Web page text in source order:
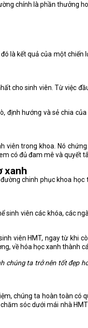
chính là phần thưởng
là kết quả của một
cho sinh viên. Từ việc
định hướng và sẻ chia
trong khoa. Nó
có đủ đam mê và quyết
xanh
chinh phục khoa
sinh viên các khóa, các
viên HMT, ngay từ khi
về hóa học xanh thành
chúng ta trở nên tốt đẹp
chúng ta hoàn toàn
sóc dưới mái nhà